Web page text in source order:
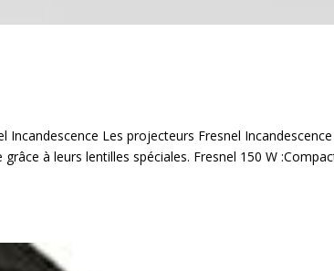
Incandescence Les projecteurs Fresnel Incandescence
à leurs lentilles spéciales. Fresnel 150 W